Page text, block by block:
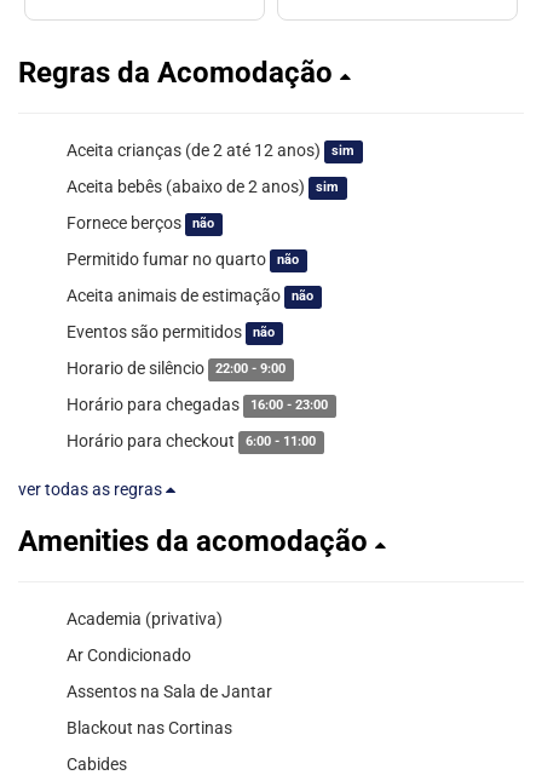
Regras da Acomodação
Aceita crianças (de 2 até 12 anos) sim
Aceita bebês (abaixo de 2 anos) sim
Fornece berços não
Permitido fumar no quarto não
Aceita animais de estimação não
Eventos são permitidos não
Horario de silêncio 22:00 - 9:00
Horário para chegadas 16:00 - 23:00
Horário para checkout 6:00 - 11:00
ver todas as regras
Amenities da acomodação
Academia (privativa)
Ar Condicionado
Assentos na Sala de Jantar
Blackout nas Cortinas
Cabides